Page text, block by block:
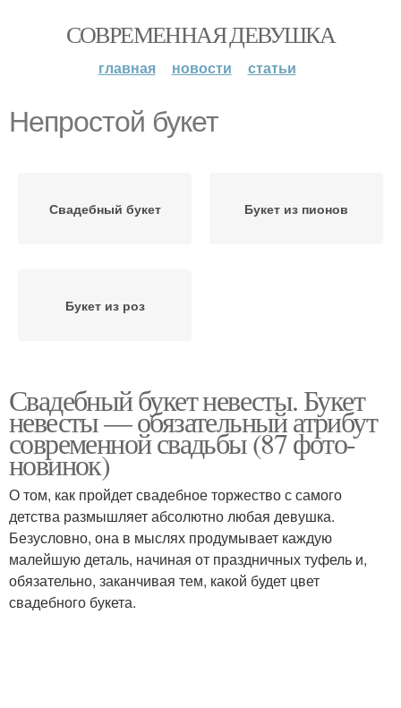
СОВРЕМЕННАЯ ДЕВУШКА
главная новости статьи
Непростой букет
Свадебный букет Букет из пионов
Букет из роз
Свадебный букет невесты. Букет
невесты — обязательный атрибут
современной свадьбы (87 фото-
новинок)
О том, как пройдет свадебное торжество с самого
детства размышляет абсолютно любая девушка.
Безусловно, она в мыслях продумывает каждую
малейшую деталь, начиная от праздничных туфель и,
обязательно, заканчивая тем, какой будет цвет
свадебного букета.